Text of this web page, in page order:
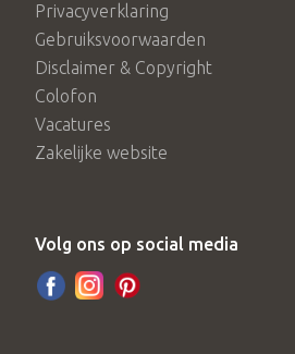
Privacyverklaring
Gebruiksvoorwaarden
Disclaimer & Copyright
Colofon
Vacatures
Zakelijke website
Volg ons op social media